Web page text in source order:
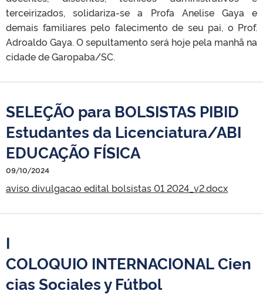
terceirizados, solidariza-se a Profa Anelise Gaya e
demais familiares pelo falecimento de seu pai, o Prof.
Adroaldo Gaya. O sepultamento será hoje pela manhã na
cidade de Garopaba/SC.
SELEÇÃO para BOLSISTAS PIBID
Estudantes da Licenciatura/ABI
EDUCAÇÃO FÍSICA
09/10/2024
aviso divulgacao edital bolsistas 01 2024_v2.docx
I
COLOQUIO INTERNACIONAL Cien
cias Sociales y Fútbol